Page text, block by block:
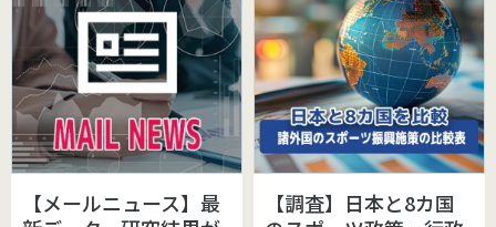
【メールニュース】最
【調査】日本と8カ国